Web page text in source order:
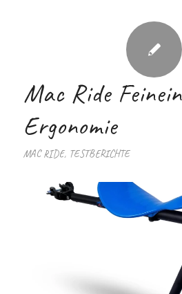
Mac Ride
Ergonomie
MAC RIDE, TESTBERICHTE